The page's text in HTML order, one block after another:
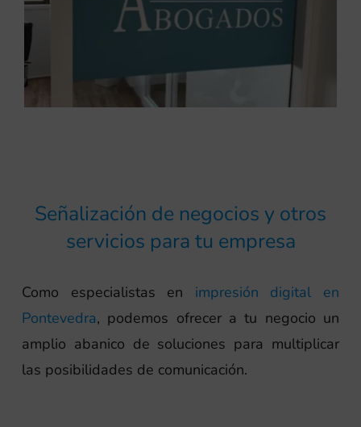
Señalización de negocios y otros
servicios para tu empresa
Como especialistas en impresión digital en
Pontevedra, podemos ofrecer a tu negocio un
amplio abanico de soluciones para multiplicar
las posibilidades de comunicación.